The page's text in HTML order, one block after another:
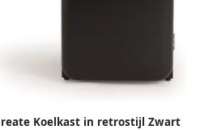
Koelkast in retrostijl Zwart